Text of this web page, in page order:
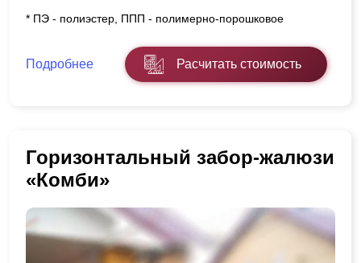
* ПЭ - полиэстер, ППП - полимерно-порошковое
Подробнее Расчитать стоимость
Горизонтальный забор-жалюзи
«Комби»